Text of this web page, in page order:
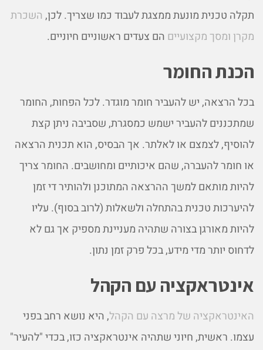
תקלה טכנית מונעת ממצגת לעבוד כמו שצריך. לכן, השכרת
מקרן ומסך מקצועיים הם צעדים ראשוניים חיוניים.
הכנת החומר
בכל הרצאה, יש להעביר חומר מוגדר. לכל הפחות, החומר
שמתכננים להעביר ישמש כמסגרת, שסביבה ניתן קצת
להוסיף, לצמצם או לאלתר. אך הבסיס, הוא תכנית הרצאה
או חומר להעברה, שהם איכותיים ומחושבים. החומר צריך
להיות מותאם למשך ההרצאה המתוכנן ולהותיר די זמן
להיערכות טכנית בהתחלה ולשאלות (לרוב בסוף). עליו
להיות מאורגן בצורה שתהיה מעניינת מספיק אך גם לא
לדחוס יותר מדי מידע, בכל פרק זמן נתון.
אינטראקציה עם הקהל
האינטראקציה של מרצה עם הקהל, היא נושא רחב בפני
עצמו. ראשית, חיוני שתהיה אינטראקציה כזו, בכדי "להעיר"